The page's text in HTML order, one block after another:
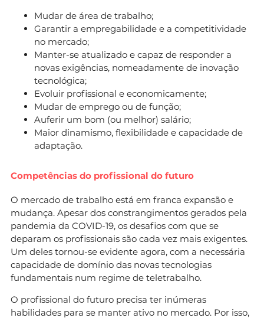
Mudar de área de trabalho;
Garantir a empregabilidade e a competitividade
no mercado;
Manter-se atualizado e capaz de responder a
novas exigências, nomeadamente de inovação
tecnológica;
Evoluir profissional e economicamente;
Mudar de emprego ou de função;
Auferir um bom (ou melhor) salário;
Maior dinamismo, flexibilidade e capacidade de
adaptação.
Competências do profissional do futuro
O mercado de trabalho está em franca expansão e
mudança. Apesar dos constrangimentos gerados pela
pandemia da COVID-19, os desafios com que se
deparam os profissionais são cada vez mais exigentes.
Um deles tornou-se evidente agora, com a necessária
capacidade de domínio das novas tecnologias
fundamentais num regime de teletrabalho.
O profissional do futuro precisa ter inúmeras
habilidades para se manter ativo no mercado. Por isso,